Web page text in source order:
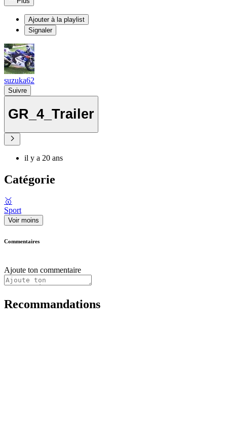
Ajouter à la playlist
Signaler
suzuka62
Suivre
GR_4_Trailer
il y a 20 ans
Catégorie
🥇
Sport
Voir moins
Commentaires
Ajoute ton commentaire
Recommandations